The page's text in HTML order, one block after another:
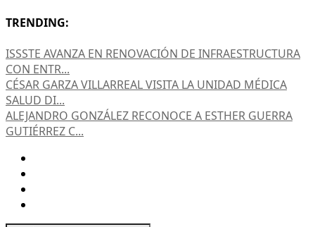
TRENDING:
ISSSTE AVANZA EN RENOVACIÓN DE INFRAESTRUCTURA
CON ENTR...
CÉSAR GARZA VILLARREAL VISITA LA UNIDAD MÉDICA
SALUD DI...
ALEJANDRO GONZÁLEZ RECONOCE A ESTHER GUERRA
GUTIÉRREZ C...